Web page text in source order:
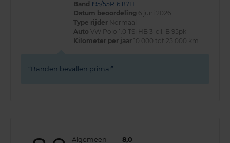
Band 195/55R16 87H
Datum beoordeling 6 juni 2026
Type rijder Normaal
Auto VW Polo 1.0 TSi HB 3-cil. B 95pk
Kilometer per jaar 10.000 tot 25.000 km
Banden bevallen prima!
Algemeen
8,0